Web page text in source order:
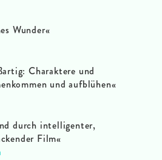
Wunder«
Charaktere und
und aufblühen«
durch intelligenter,
Film«